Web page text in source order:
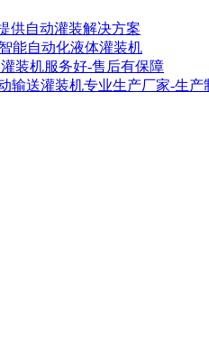
供自动灌装解决方案
能自动化液体灌装机
装机服务好-售后有保障
输送灌装机专业生产厂家-生产